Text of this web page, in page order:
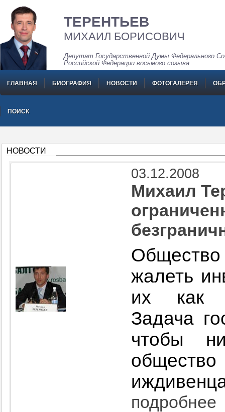
ТЕРЕНТЬЕВ
МИХАИЛ БОРИСОВИЧ
Депутат Государственной Думы Федерального
Российской Федерации восьмого созыва
ГЛАВНАЯ БИОГРАФИЯ НОВОСТИ ФОТОГАЛЕРЕЯ
ПОИСК
НОВОСТИ
03.12.2008
Михаил
жалеть
их как
Задача
чтобы
подробнее